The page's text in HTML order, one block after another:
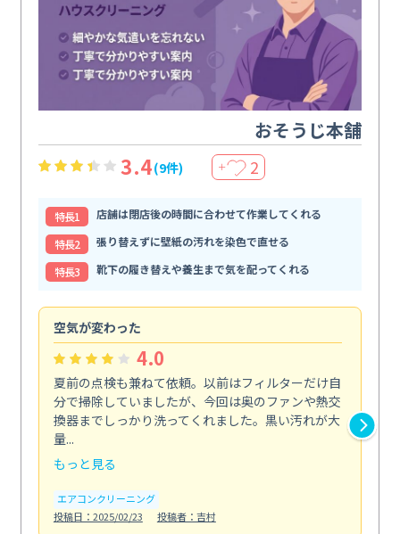
おそうじ本舗
3.4(9件) ＋ 2
特⻑1
店舗は閉店後の時間に合わせて作業してくれる
特⻑2
張り替えずに壁紙の汚れを染色で直せる
特⻑3
靴下の履き替えや養生まで気を配ってくれる
空気が変わった
4.0
夏前の点検も兼ねて依頼。以前はフィルターだけ自
分で掃除していましたが、今回は奥のファンや熱交
換器までしっかり洗ってくれました。黒い汚れが大
量...
もっと見る
エアコンクリーニング
投稿日：2025/02/23
投稿者：吉村